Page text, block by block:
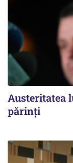
Austeritatea
părinți